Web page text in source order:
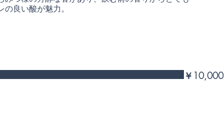
良い酸が魅力。
￥10,000